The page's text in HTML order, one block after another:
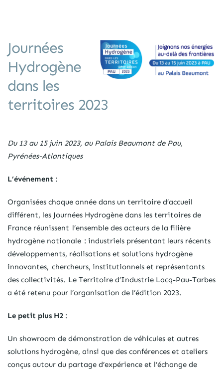
Journées
Hydrogène
dans les
territoires 2023
Du 13 au 15 juin 2023, au Palais Beaumont de Pau,
Pyrénées-Atlantiques
L’événement :
Organisées chaque année dans un territoire d’accueil
différent, les Journées Hydrogène dans les territoires de
France réunissent l’ensemble des acteurs de la filière
hydrogène nationale : industriels présentant leurs récents
développements, réalisations et solutions hydrogène
innovantes, chercheurs, institutionnels et représentants
des collectivités. Le Territoire d’Industrie Lacq-Pau-Tarbes
a été retenu pour l’organisation de l’édition 2023.
Le petit plus H2 :
Un showroom de démonstration de véhicules et autres
solutions hydrogène, ainsi que des conférences et ateliers
conçus autour du partage d’expérience et l’échange de